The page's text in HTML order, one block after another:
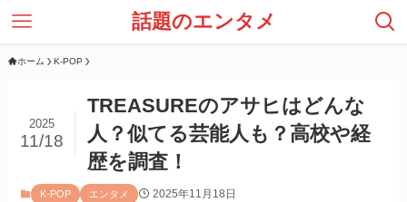
話題のエンタメ
ホーム K-POP
TREASUREのアサヒはどんな
人？似てる芸能人も？高校や経
歴を調査！
2025
11/18
K-POP エンタメ 2025年11月18日